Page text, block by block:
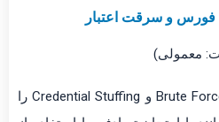
فورس و سرقت اعتبار
معمولی)
OTP به طور مؤثری حملات Brute Force و Credential Stuffing را